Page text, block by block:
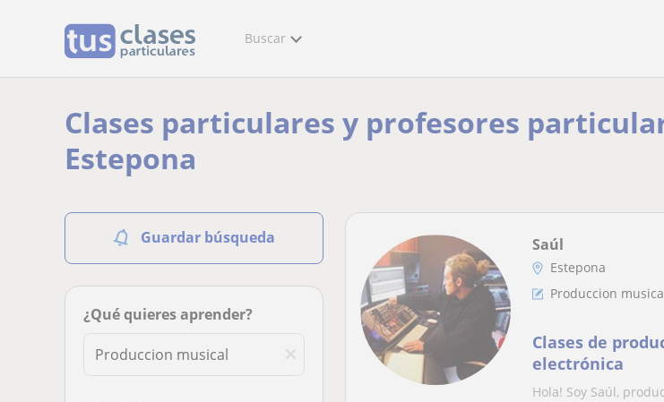
Buscar
Clases particulares y profesores
Estepona
Guardar búsqueda
¿Qué quieres aprender?
Saúl
Estepona
Produccion
Clases de
electrónica
Hola! Soy Saúl,